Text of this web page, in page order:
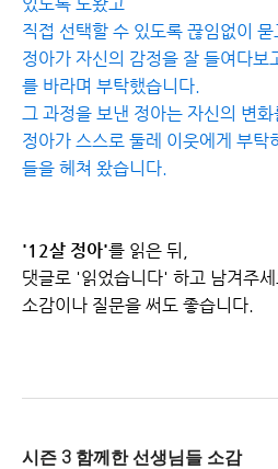
직접 선택할 수 있도록 끊임없이
정아가 자신의 감정을 잘 들여다보
를 바라며 부탁했습니다.
그 과정을 보낸 정아는 자신의 변
정아가 스스로 둘레 이웃에게 부탁
들을 헤쳐 왔습니다.
'12살 정아'를 읽은 뒤,
댓글로 '읽었습니다' 하고 남겨주
소감이나 질문을 써도 좋습니다.
시즌 3 함께한 선생님들 소감